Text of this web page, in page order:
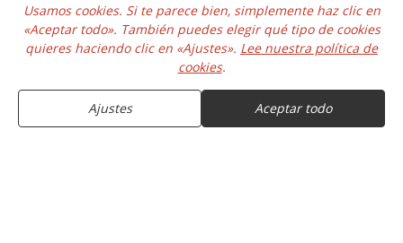
Copyright © 2016 - 2026 Todos los derechos reservados.
Desarrollado e integrado
Kaframa Technology SL CIF B06758361. Poligono el Nevero
complejo Inmuba Albatros, Manzana 6 Nave 9, 06006,
Badajoz. ESPAÑA.
Usamos cookies. Si te parece bien, simplemente haz clic en
«Aceptar todo». También puedes elegir qué tipo de cookies
quieres haciendo clic en «Ajustes». Lee nuestra política de
cookies.
Ajustes Aceptar todo